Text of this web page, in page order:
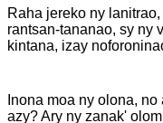
Raha jereko ny
rantsan-tananao, sy ny
kintana, izay
Inona moa ny olona,
azy? Ary ny zanak'